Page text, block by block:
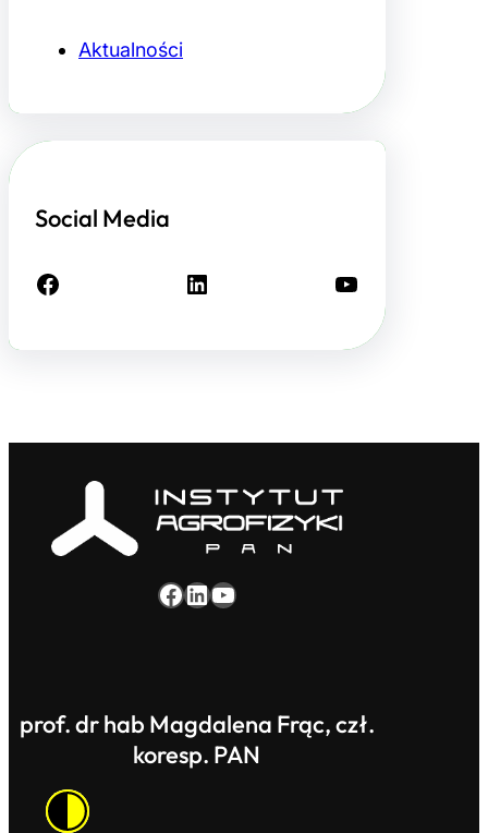
Aktualności
Social Media
Facebook LinkedIn YouTube
Facebook LinkedIn YouTube
prof. dr hab Magdalena Frąc, czł.
koresp. PAN